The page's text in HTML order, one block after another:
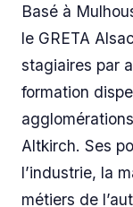
Basé à
le GRETA
stagiaires par
formation
Altkirch. Ses
l’industrie, la
métiers de